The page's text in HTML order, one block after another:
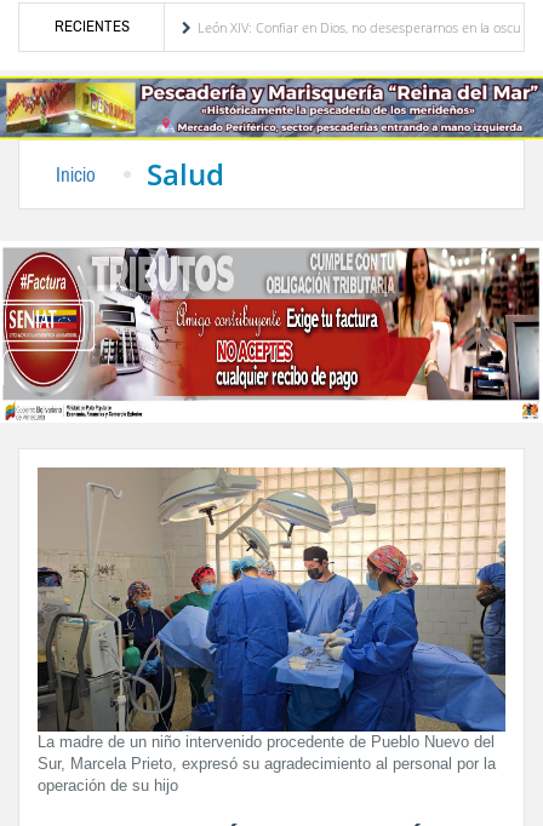
RECIENTES
países será visible
León XIV: Confiar en Dios, no desesperarnos en la oscuridad
Inicio Salud
La madre de un niño intervenido procedente de Pueblo Nuevo del
Sur, Marcela Prieto, expresó su agradecimiento al personal por la
operación de su hijo